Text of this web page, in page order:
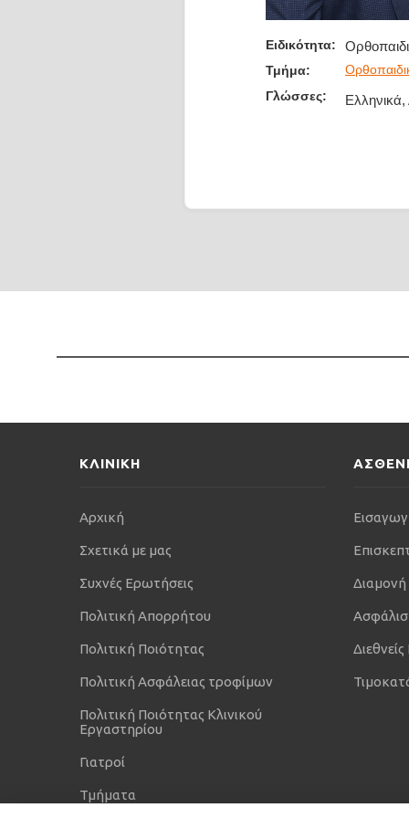
Ειδικότητα:
Τμήμα:
Γλώσσες:
Ελληνικά,
ΚΛΙΝΙΚΗ
Αρχική
Σχετικά με μας
Συχνές Ερωτήσεις
Πολιτική Απορρήτου
Πολιτική Ποιότητας
Πολιτική Ασφάλειας τροφίμων
Πολιτική Ποιότητας Κλινικού
Εργαστηρίου
Γιατροί
Τμήματα
Διαμονή